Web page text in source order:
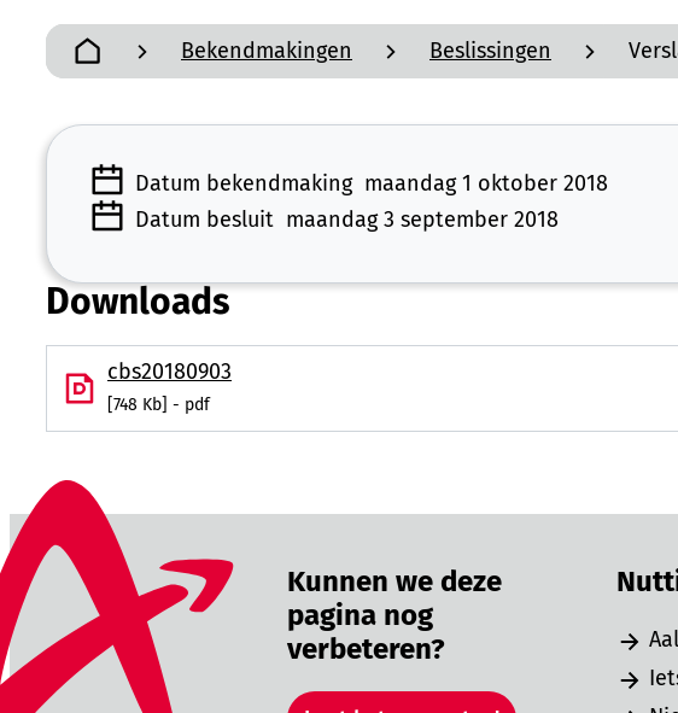
Startpagina
Bekendmakingen Beslissingen
Datum bekendmaking maandag 1 oktober 2018
Datum besluit maandag 3 september 2018
Downloads
cbs20180903
748 Kb pdf
Kunnen we deze
pagina nog
verbeteren?